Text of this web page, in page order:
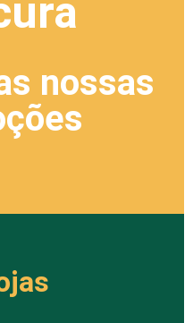
nossas